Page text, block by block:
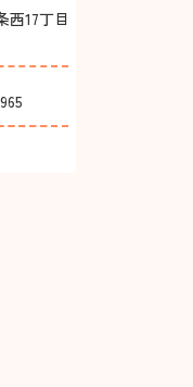
西17丁目